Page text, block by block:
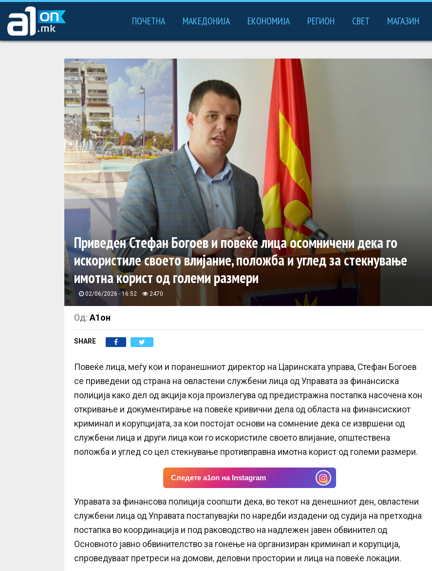
ПОЧЕТНА МАКЕДОНИЈА ЕКОНОМИЈА РЕГИОН СВЕТ МАГАЗИН
Приведен Стефан Богоев и повеќе лица осомничени дека го
искористиле своето влијание, положба и углед за стекнување
имотна корист од големи размери
02/06/2026 - 16:52 2470
Од: А1он
SHARE
Повеќе лица, меѓу кои и поранешниот директор на Царинската управа, Стефан Богоев
се приведени од страна на овластени службени лица од Управата за финансиска
полиција како дел од акција која произлегува од предистражна постапка насочена кон
откривање и документирање на повеќе кривични дела од областа на финансискиот
криминал и корупцијата, за кои постојат основи на сомнение дека се извршени од
службени лица и други лица кои го искористиле своето влијание, општествена
положба и углед со цел стекнување противправна имотна корист од големи размери.
Следете a1on на Instagram
Управата за финансова полиција соопшти дека, во текот на денешниот ден, овластени
службени лица од Управата постапувајќи по наредби издадени од судија на претходна
постапка во координација и под раководство на надлежен јавен обвинител од
Основното јавно обвинителство за гонење на организиран криминал и корупција,
спроведуваат претреси на домови, деловни простории и лица на повеќе локации.